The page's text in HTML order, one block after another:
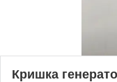
Кришка